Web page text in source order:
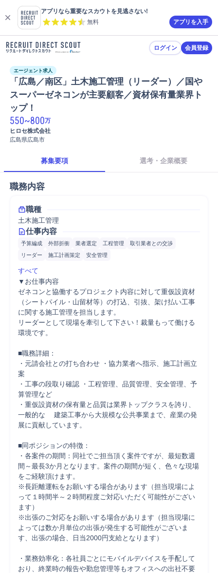
アプリなら重要なスカウトを見逃さない!
無料
アプリを入手
ログイン 会員登録
エージェント求人
「広島／南区」土木施工管理（リーダー）／国や
スーパーゼネコンが主要顧客／資材保有量業界ト
ップ！
550~800万
ヒロセ株式会社
広島県広島市
募集要項 選考・企業概要
職務内容
職種
土木施工管理
仕事内容
予算編成 外部折衝 業者選定 工程管理
取引業者との交渉
リーダー
施工計画策定 安全管理
すべて
▼お仕事内容
ゼネコンと協働するプロジェクト内容に対して重仮設資材
（シートパイル・山留材等）の打込、引抜、架け払い工事
に関する施工管理を担当します。
リーダーとして現場を牽引して下さい！裁量もって働ける
環境です。
■職務詳細：
・元請会社との打ち合わせ ・協力業者へ指示、施工計画立
案
・工事の段取り確認 ・工程管理、品質管理、安全管理、予
算管理など
・重仮設資材の保有量と品質は業界トップクラスを誇り、
一般的な 　建築工事から大規模な公共事業まで、産業の発
展に貢献しています。
■同ポジションの特徴：
・各案件の期間：同社でご担当頂く案件ですが、最短数週
間～最長3か月となります。案件の期間が短く、色々な現場
をご経験頂けます。
※長距離運転をお願いする場合があります（担当現場によ
って１時間半～２時間程度ご対応いただく可能性がござい
ます）
※出張のご対応をお願いする場合があります（担当現場に
よっては数か月単位の出張が発生する可能性がございま
す、出張の場合、日当2000円支給となります）
・業務効率化：各社員ごとにモバイルデバイスを手配して
おり、終業時の報告や勤怠管理等もオフィスへの出社不要